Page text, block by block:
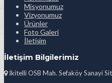
Misyonumuz
Vizyonumuz
Ürünler
Foto Galeri
İletişim
İletişim Bilgilerimiz
İkitelli OSB Mah. Sefaköy Sanayi